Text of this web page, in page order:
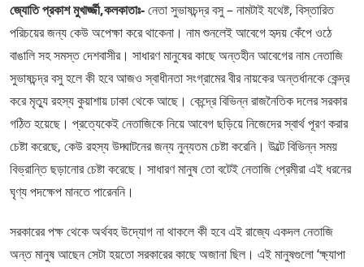
জ্যোতি প্রকাশ মুখার্জ্জী,কলকাতাঃ-নেতা সুভাষচন্দ্র বসু – নামটাই যথেষ্ট, বিস্তারিত
পরিচয়ের জন্য কেউ অপেক্ষা করে থাকেনা। নাম শুনলেই আবেগে হৃদয় কেঁপে ওঠে
বাঙালি সহ সমস্ত দেশবাসীর। সাধারণ মানুষের কাছে অন্তহীন আবেগের নাম নেতাজি
সুভাষচন্দ্র বসু হলে কী হবে আজও স্বাধীনতা সংগ্রামের বীর নায়কের অন্তর্ধানকে কেন্দ্র
করে মৃত্যু রহস্য কুয়াশায় ঢাকা থেকে আছে। কেন্দ্রে বিভিন্ন রাজনৈতিক দলের সরকার
গঠিত হয়েছে। প্রত্যেকেই নেতাজিকে নিয়ে আবেগ ছড়িয়ে নিজেদের স্বার্থ পূরণ করার
চেষ্টা করেছে, কেউ রহস্য উদ্ঘাটনের জন্য নুন্যতম চেষ্টা করেনি। উল্টে বিভিন্ন সময়
বিভ্রান্তি ছড়ানোর চেষ্টা করেছে। সাধারণ মানুষ তো বটেই নেতাজি প্রেমীরা এই ধরনের
ঘৃণ্য পদক্ষেপ মানতে পারেননি।
সরকারের পক্ষ থেকে অর্থবহ উদ্যোগ না থাকলে কী হবে এই রাজ্যে একদল নেতাজি
অন্ত মানুষ আছেন সেটা হয়তো সরকারের কাছে অজানা ছিল। এই মানুষগুলো ‘ক্ষ্যাপা